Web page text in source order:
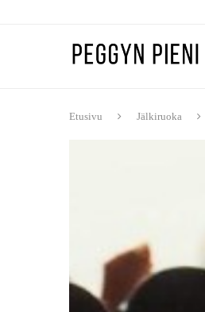
Etusivu Jälkiruoka